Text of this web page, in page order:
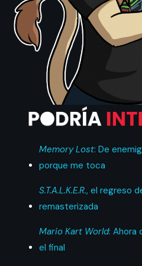
Memory Lost: De
porque me toca
S.T.A.L.K.E.R., el regreso
remasterizada
Mario Kart World: Ahora
el final